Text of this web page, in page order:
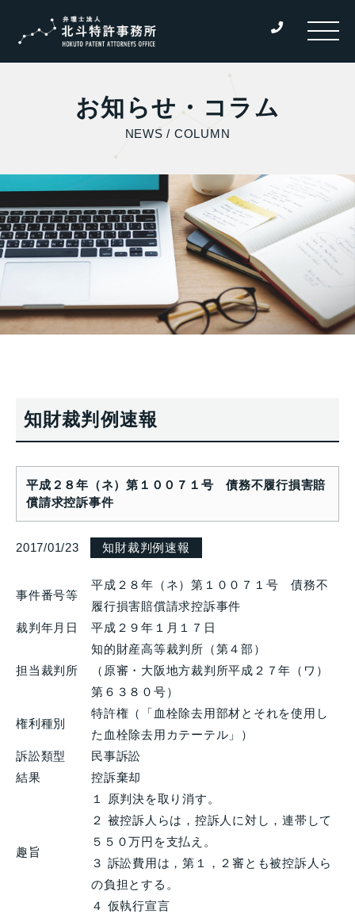
お知らせ・コラム
NEWS / COLUMN
知財裁判例速報
平成２８年（ネ）第１００７１号 債務不履行損害賠
償請求控訴事件
2017/01/23 知財裁判例速報
事件番号等
平成２８年（ネ）第１００７１号 債務不
履行損害賠償請求控訴事件
裁判年月日
平成２９年１月１７日
担当裁判所
知的財産高等裁判所（第４部）
（原審・大阪地方裁判所平成２７年（ワ）
第６３８０号）
権利種別
特許権（「血栓除去用部材とそれを使用し
た血栓除去用カテーテル」）
訴訟類型
民事訴訟
結果
控訴棄却
趣旨
１ 原判決を取り消す。
２ 被控訴人らは，控訴人に対し，連帯して
５５０万円を支払え。
３ 訴訟費用は，第１，２審とも被控訴人ら
の負担とする。
４ 仮執行宣言